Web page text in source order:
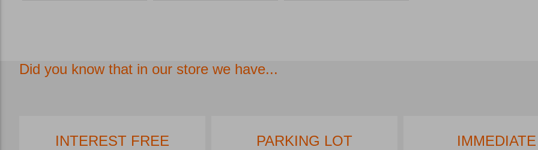
Did you know that in our store we have...
INTEREST FREE
PARKING LOT
IMMEDIATE